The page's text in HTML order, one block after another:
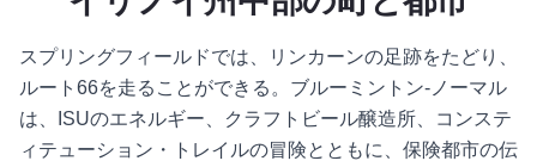
スプリングフィールドでは、リンカーンの足跡をたどり、
ルート66を走ることができる。ブルーミントン-ノーマル
は、ISUのエネルギー、クラフトビール醸造所、コンステ
ィテューション・トレイルの冒険とともに、保険都市の伝